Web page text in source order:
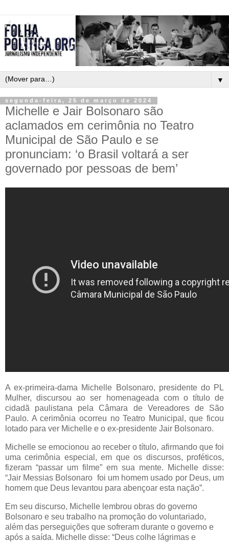
▼
segunda-feira, 25 de março de 2024
Michelle e Jair Bolsonaro são
aclamados em cerimônia no Teatro
Municipal de São Paulo e se
pronunciam: ‘o Brasil voltará a ser
governado por pessoas de bem’
A ex-primeira-dama Michelle Bolsonaro, presidente do PL
Mulher, discursou ao ser homenageada com o título de
cidadã paulistana pela Câmara de Vereadores de São
Paulo. A cerimônia ocorreu no Teatro Municipal, que ficou
lotado para ver Michelle e o ex-presidente Jair Bolsonaro.
Michelle se emocionou ao receber o título, afirmando que foi
uma cerimônia especial, em que os discursos, proféticos,
fizeram “passar um filme” em sua mente. Michelle disse:
“Jair Messias Bolsonaro foi um homem usado por Deus, um
homem que Deus levantou para abençoar esta nação”.
Em seu discurso, Michelle lembrou obras do governo
Bolsonaro e seu trabalho na promoção do voluntariado,
além das perseguições que sofreram durante o governo e
após a saída. Michelle disse: “Deus colhe lágrimas e